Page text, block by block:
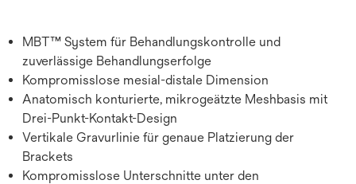
MBT™ System für Behandlungskontrolle und
zuverlässige Behandlungserfolge
Kompromisslose mesial-distale Dimension
Anatomisch konturierte, mikrogeätzte Meshbasis mit
Drei-Punkt-Kontakt-Design
Vertikale Gravurlinie für genaue Platzierung der
Brackets
Kompromisslose Unterschnitte unter den